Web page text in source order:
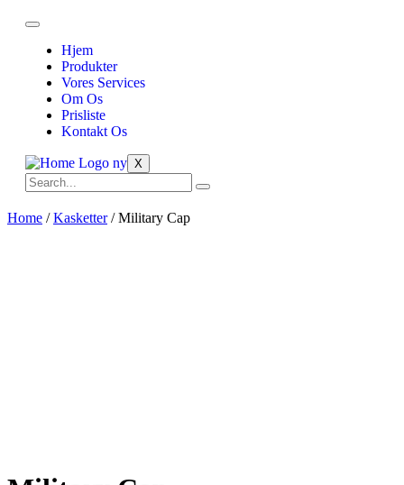
Hjem
Produkter
Vores Services
Om Os
Prisliste
Kontakt Os
X
Home /Kasketter/ Military Cap